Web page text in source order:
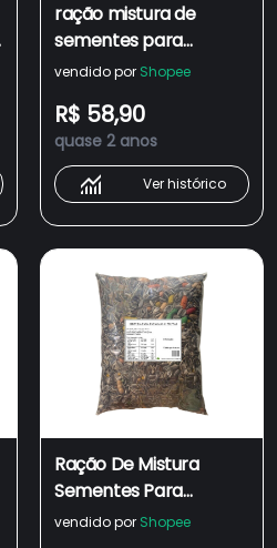
ração mistura de
sementes para
calopsita e agapornis
vendido por Shopee
R$ 58,90
quase 2 anos
Ver histórico
Ração De Mistura
Sementes Para
Papagaio Nutrição
vendido por Shopee